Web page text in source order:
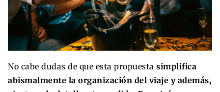
No cabe dudas de que esta propuesta simplifica
abismalmente la organización del viaje y además,